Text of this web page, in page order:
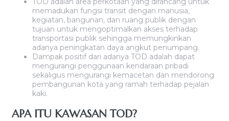
memadukan fungsi transit dengan manusia,
kegiatan, bangunan, dan ruang publik dengan
tujuan untuk mengoptimalkan akses terhadap
transportasi publik sehingga memungkinkan
adanya peningkatan daya angkut penumpang.
Dampak positif dari adanya TOD adalah dapat
mengurangi penggunaan kendaraan pribadi
sekaligus mengurangi kemacetan dan mendorong
pembangunan kota yang ramah terhadap pejalan
kaki.
APA ITU KAWASAN TOD?